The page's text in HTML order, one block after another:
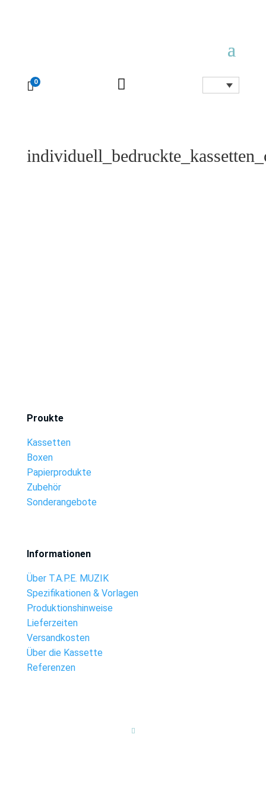
0 
Proukte
Kassetten
Boxen
Papierprodukte
Zubehör
Sonderangebote
Informationen
Über T.A.P.E. MUZIK
Spezifikationen & Vorlagen
Produktionshinweise
Lieferzeiten
Versandkosten
Über die Kassette
Referenzen
